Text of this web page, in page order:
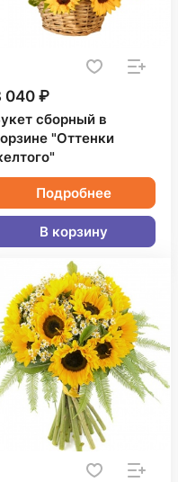
040 ₽
сборный в
"Оттенки
Подробнее
В корзину